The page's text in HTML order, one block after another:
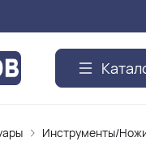
Инструменты/